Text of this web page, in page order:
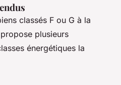
classés F ou G à la
plusieurs
énergétiques la